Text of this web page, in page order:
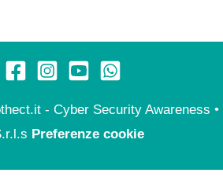
- Cyber Security Awareness •
Preferenze cookie